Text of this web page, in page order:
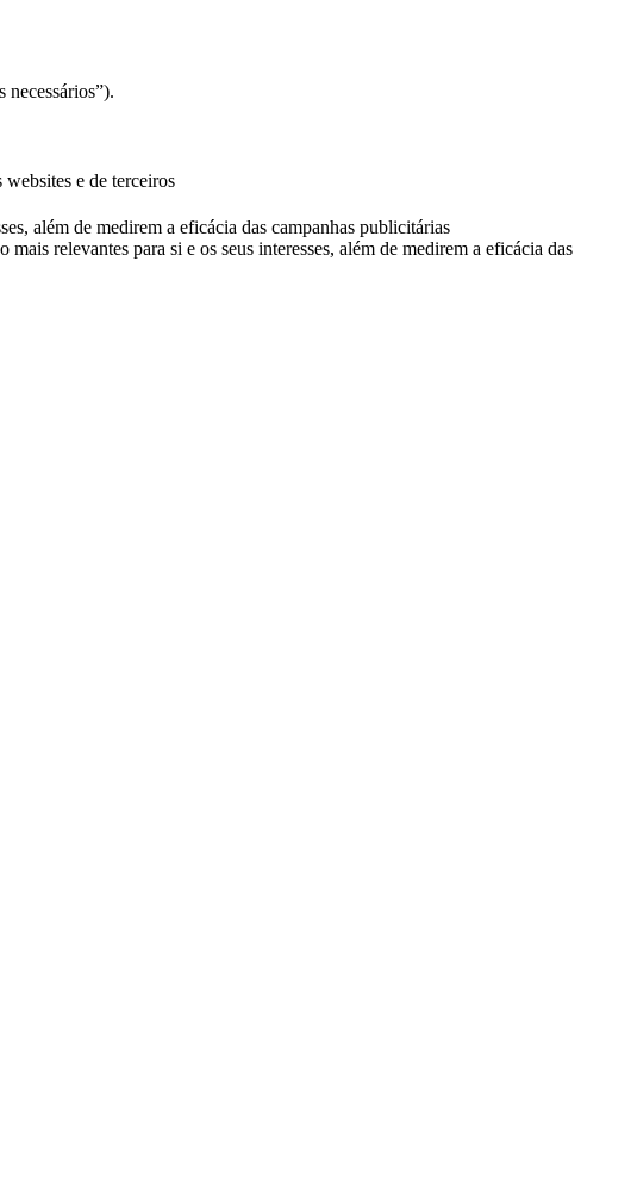
necessários”).
e de terceiros
além de medirem a eficácia das campanhas publicitárias
relevantes para si e os seus interesses, além de medirem a eficácia das